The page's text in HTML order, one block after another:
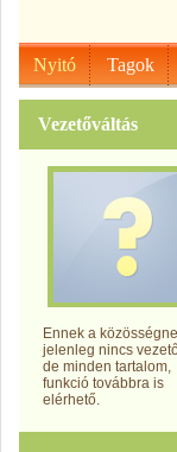
Nyitó Tagok
Vezetőváltás
Ennek a
jelenleg nincs
de minden tartalom,
funkció továbbra is
elérhető.